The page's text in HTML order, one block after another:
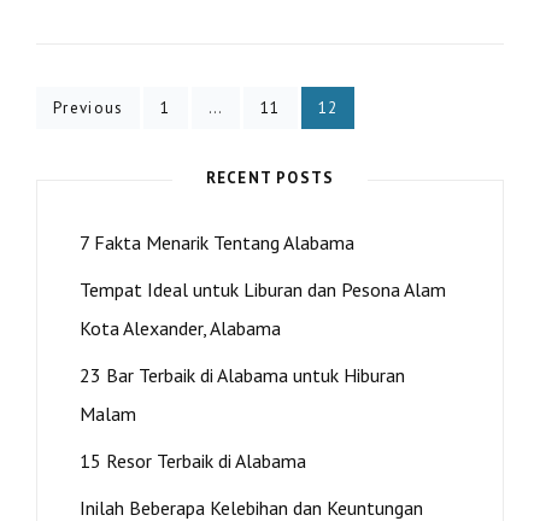
ALABAMA
Posts
Previous Page
1 … Page
11 Page
12
RECENT POSTS
7 Fakta Menarik Tentang Alabama
Tempat Ideal untuk Liburan dan Pesona Alam
Kota Alexander, Alabama
23 Bar Terbaik di Alabama untuk Hiburan
Malam
15 Resor Terbaik di Alabama
Inilah Beberapa Kelebihan dan Keuntungan